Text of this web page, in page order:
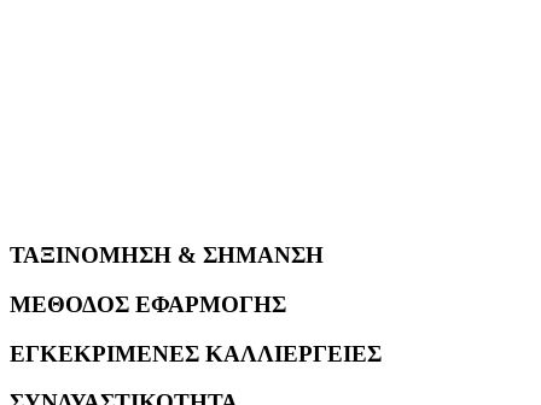
ΤΑΞΙΝΟΜΗΣΗ & ΣΗΜΑΝΣΗ
ΜΕΘΟΔΟΣ ΕΦΑΡΜΟΓΗΣ
ΕΓΚΕΚΡΙΜΕΝΕΣ ΚΑΛΛΙΕΡΓΕΙΕΣ